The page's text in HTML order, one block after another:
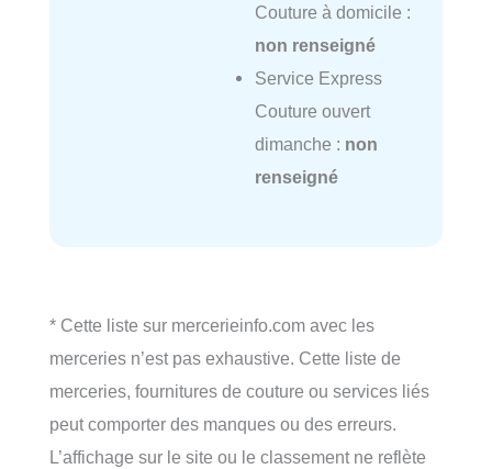
Couture à domicile :
non renseigné
Service Express
Couture ouvert
dimanche : non
renseigné
* Cette liste sur mercerieinfo.com avec les
merceries n’est pas exhaustive. Cette liste de
merceries, fournitures de couture ou services liés
peut comporter des manques ou des erreurs.
L’affichage sur le site ou le classement ne reflète